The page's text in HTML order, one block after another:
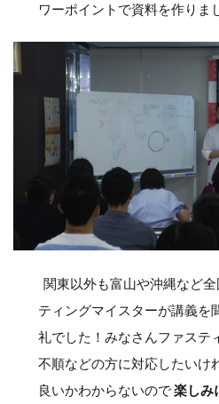
ワーポイントで資料を作りま
関東以外も富山や沖縄など
ティングマイスターが講義を
礼でした！みなさんファステ
不順などの方に対応したいけ
良いかわからないので楽しみ